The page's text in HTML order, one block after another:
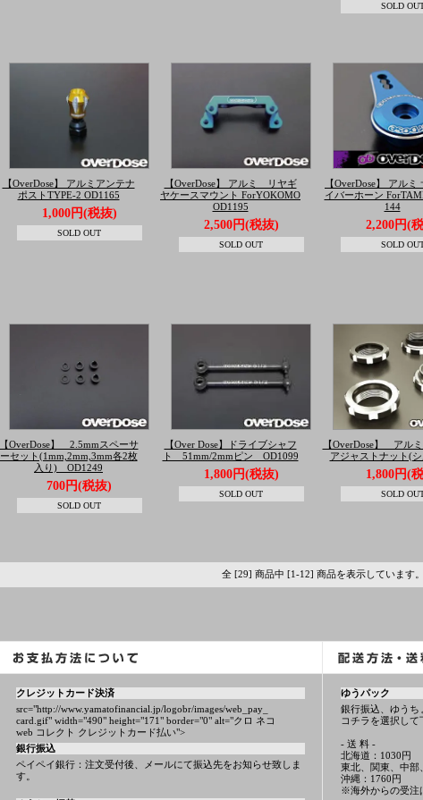
SOLD
【OverDose】 アルミアンテナ
ポストTYPE-2 OD1165
1,000円(税抜)
SOLD OUT
【OverDose】 アルミ リヤギ
ヤケースマウント ForYOKOMO
OD1195
2,500円(税抜)
SOLD OUT
【OverDose】 アルミ
イバーホーン
144
2,200円(
SOLD
【OverDose】 2.5mmスペーサ
ーセット(1mm,2mm,3mm各2枚
入り) OD1249
700円(税抜)
SOLD OUT
【Over Dose】ドライブシャフ
ト 51mm/2mmピン OD1099
1,800円(税抜)
SOLD OUT
【OverDose】 アル
アジャストナット(
1,800円(
SOLD
全 [29] 商品中 [1-12] 商品を表示しています
クレジットカード決済
src="http://www.yamatofinancial.jp/logobr/images/web_pay_
card.gif" width="490" height="171" border="0" alt="クロ ネコ
web コレクト クレジットカード払い">
銀行振込
ペイペイ銀行：注文受付後、メールにて振込先をお知らせ致しま
す。
ゆうパック
銀行振込、ゆうち
コチラを選択して
- 送 料 -
北海道：1030円
東北、関東、中部
沖縄：1760円
※海外からの受注